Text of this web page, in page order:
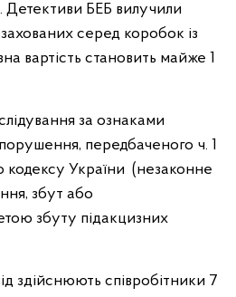
Детективи БЕБ вилучили
серед коробок із
вартість становить майже 1
за ознаками
передбаченого ч. 1
кодексу України (незаконне
збут або
збуту підакцизних
здійснюють співробітники 7